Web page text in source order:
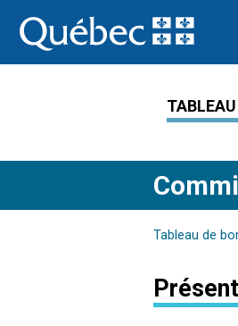
au
contenu
TABLEAU
Tableau de